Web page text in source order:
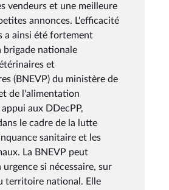
vendeurs et une meilleure
annonces. L'efficacité
a ainsi été fortement
brigade nationale
et
(BNEVP) du ministère de
de l'alimentation
aux DDecPP,
le cadre de la lutte
sanitaire et les
La BNEVP peut
si nécessaire, sur
territoire national. Elle